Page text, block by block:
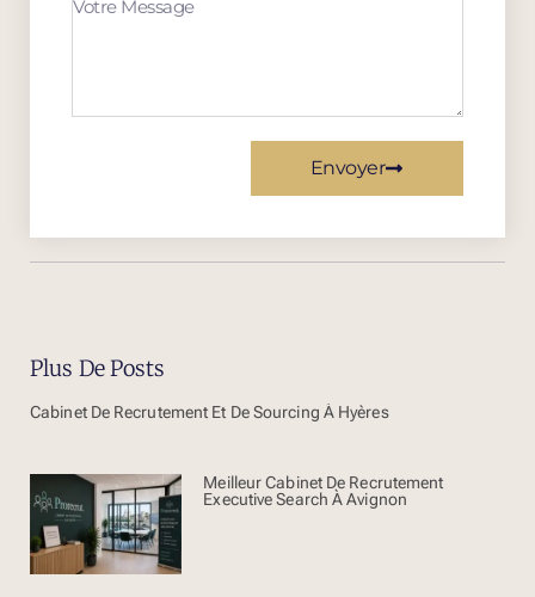
Envoyer
Plus De Posts
Cabinet De Recrutement Et De Sourcing À Hyères
Meilleur Cabinet De Recrutement
Executive Search À Avignon